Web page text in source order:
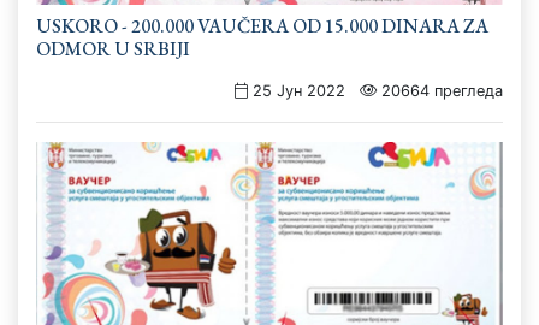
USKORO - 200.000 VAUČERA OD 15.000 DINARA ZA
ODMOR U SRBIJI
25 Јун 2022 20664 прегледа